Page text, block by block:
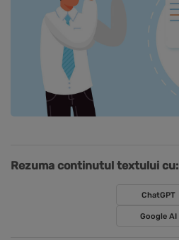
Rezuma continutul textului cu:
ChatGPT
Google AI